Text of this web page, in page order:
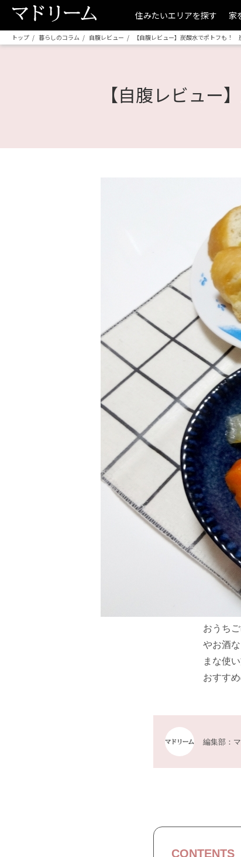
住みたいエリアを探す 家
トップ 暮らしのコラム 自腹レビュー 【自腹レビュー】炭酸水でポトフも！
【自腹レビュ
おうち
やお酒
まな使
おすす
編集部：
CONTENTS